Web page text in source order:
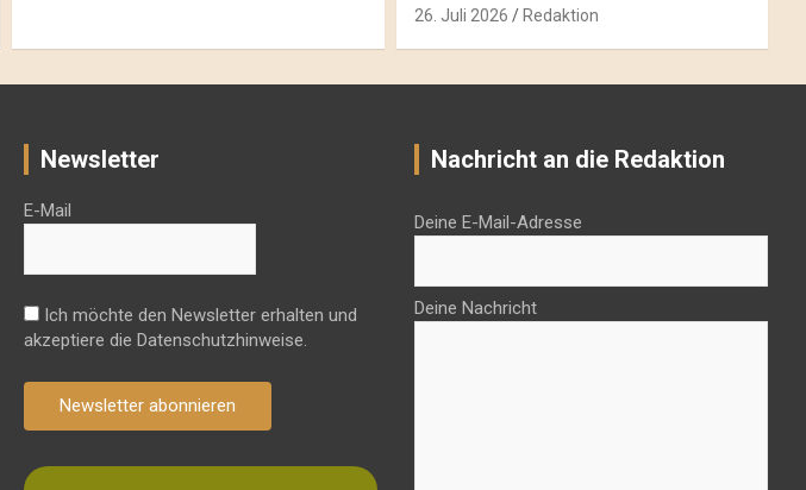
26. Juli 2026 Redaktion
Newsletter
E-Mail
Ich möchte den Newsletter erhalten und
akzeptiere die Datenschutzhinweise.
Newsletter abonnieren
Nachricht an die Redaktion
Deine E-Mail-Adresse
Deine Nachricht